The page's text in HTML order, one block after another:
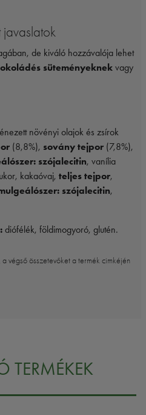
javaslatok
de kiváló hozzávalója lehet
süteményeknek vagy
növényi olajok és zsírok
(8,8%), sovány tejpor (7,8%),
szójalecitin, vanília
kakaóvaj, teljes tejpor,
szójalecitin,
diófélék, földimogyoró, glutén.
végső összetevőket a termék cimkéjén
TERMÉKEK